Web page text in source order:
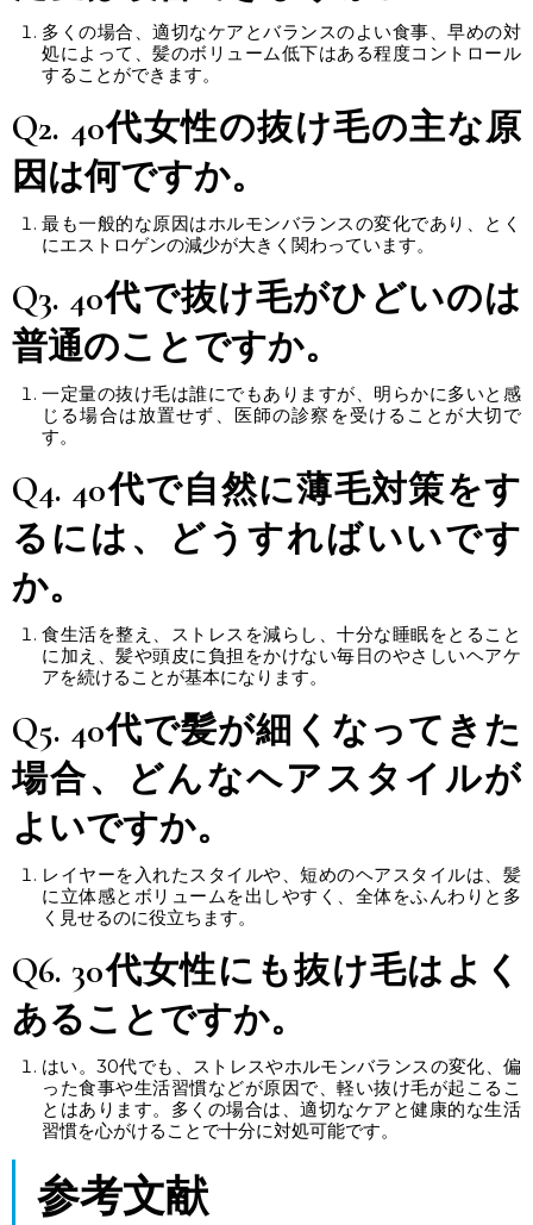
多くの場合、適切なケアとバランスのよい食事、早めの対
処によって、髪のボリューム低下はある程度コントロール
することができます。
Q2. 40代女性の抜け毛の主な原
因は何ですか。
最も一般的な原因はホルモンバランスの変化であり、とく
にエストロゲンの減少が大きく関わっています。
Q3. 40代で抜け毛がひどいのは
普通のことですか。
一定量の抜け毛は誰にでもありますが、明らかに多いと感
じる場合は放置せず、医師の診察を受けることが大切で
す。
Q4. 40代で自然に薄毛対策をす
るには、どうすればいいです
か。
食生活を整え、ストレスを減らし、十分な睡眠をとること
に加え、髪や頭皮に負担をかけない毎日のやさしいヘアケ
アを続けることが基本になります。
Q5. 40代で髪が細くなってきた
場合、どんなヘアスタイルが
よいですか。
レイヤーを入れたスタイルや、短めのヘアスタイルは、髪
に立体感とボリュームを出しやすく、全体をふんわりと多
く見せるのに役立ちます。
Q6. 30代女性にも抜け毛はよく
あることですか。
はい。30代でも、ストレスやホルモンバランスの変化、偏
った食事や生活習慣などが原因で、軽い抜け毛が起こるこ
とはあります。多くの場合は、適切なケアと健康的な生活
習慣を心がけることで十分に対処可能です。
参考文献